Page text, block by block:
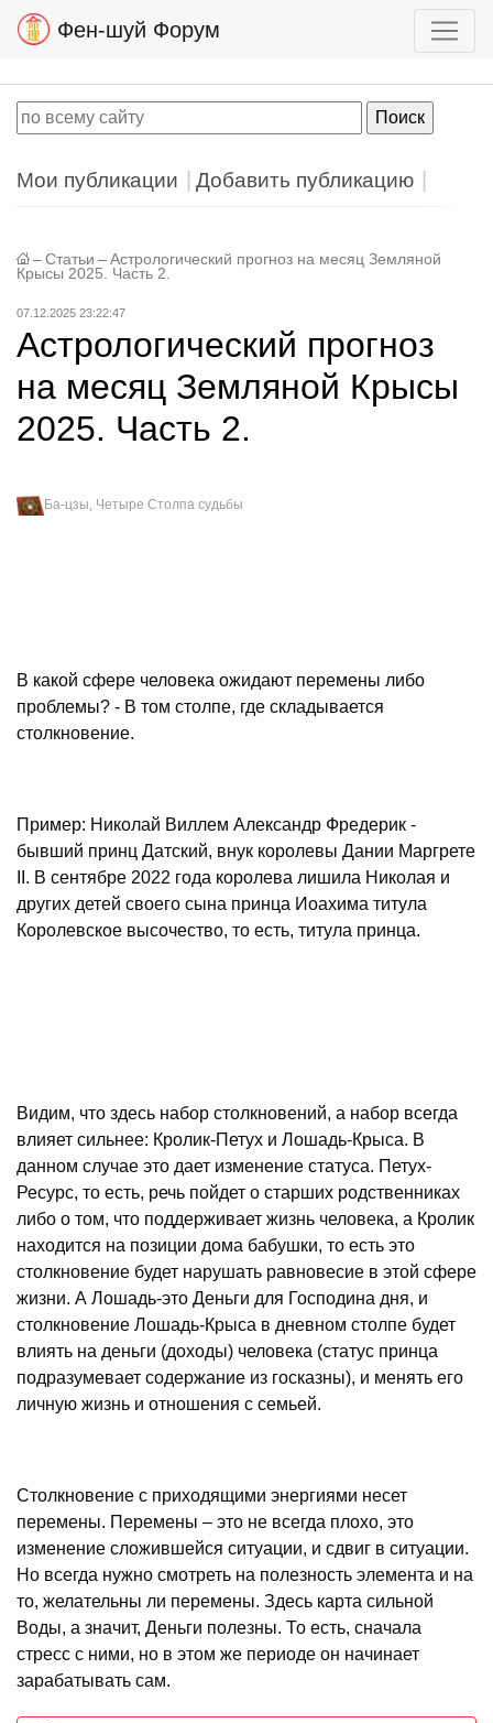
Фен-шуй Форум
Мои публикации Добавить публикацию
– Статьи – Астрологический прогноз на месяц Земляной
Крысы 2025. Часть 2.
07.12.2025 23:22:47
Астрологический прогноз
на месяц Земляной Крысы
2025. Часть 2.
Ба-цзы, Четыре Столпа судьбы
В какой сфере человека ожидают перемены либо
проблемы? - В том столпе, где складывается
столкновение.
Пример: Николай Виллем Александр Фредерик -
бывший принц Датский, внук королевы Дании Маргрете
II. В сентябре 2022 года королева лишила Николая и
других детей своего сына принца Иоахима титула
Королевское высочество, то есть, титула принца.
Видим, что здесь набор столкновений, а набор всегда
влияет сильнее: Кролик-Петух и Лошадь-Крыса. В
данном случае это дает изменение статуса. Петух-
Ресурс, то есть, речь пойдет о старших родственниках
либо о том, что поддерживает жизнь человека, а Кролик
находится на позиции дома бабушки, то есть это
столкновение будет нарушать равновесие в этой сфере
жизни. А Лошадь-это Деньги для Господина дня, и
столкновение Лошадь-Крыса в дневном столпе будет
влиять на деньги (доходы) человека (статус принца
подразумевает содержание из госказны), и менять его
личную жизнь и отношения с семьей.
Столкновение с приходящими энергиями несет
перемены. Перемены – это не всегда плохо, это
изменение сложившейся ситуации, и сдвиг в ситуации.
Но всегда нужно смотреть на полезность элемента и на
то, желательны ли перемены. Здесь карта сильной
Воды, а значит, Деньги полезны. То есть, сначала
стресс с ними, но в этом же периоде он начинает
зарабатывать сам.